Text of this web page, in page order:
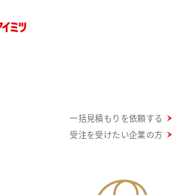
一括見積もりを依頼する
受注を受けたい企業の方